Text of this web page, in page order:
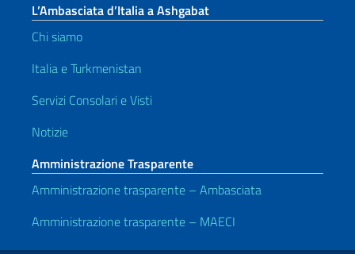
L’Ambasciata d’Italia a Ashgabat
Chi siamo
Italia e Turkmenistan
Servizi Consolari e Visti
Notizie
Amministrazione Trasparente
Amministrazione trasparente – Ambasciata
Amministrazione trasparente – MAECI